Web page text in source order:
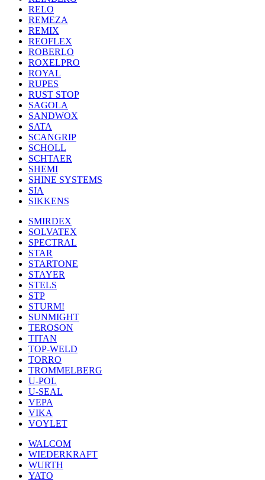
RELO
REMEZA
REMIX
REOFLEX
ROBERLO
ROXELPRO
ROYAL
RUPES
RUST STOP
SAGOLA
SANDWOX
SATA
SCANGRIP
SCHOLL
SCHTAER
SHEMI
SHINE SYSTEMS
SIA
SIKKENS
SMIRDEX
SOLVATEX
SPECTRAL
STAR
STARTONE
STAYER
STELS
STP
STURM!
SUNMIGHT
TEROSON
TITAN
TOP-WELD
TORRO
TROMMELBERG
U-POL
U-SEAL
VEPA
VIKA
VOYLET
WALCOM
WIEDERKRAFT
WURTH
YATO